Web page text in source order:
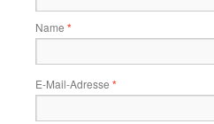
Name *
E-Mail-Adresse *